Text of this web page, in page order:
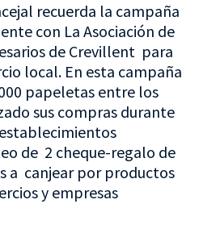
recuerda la campaña
con La Asociación de
de Crevillent para
local. En esta campaña
papeletas entre los
sus compras durante
de 2 cheque-regalo de
a canjear por productos
y empresas